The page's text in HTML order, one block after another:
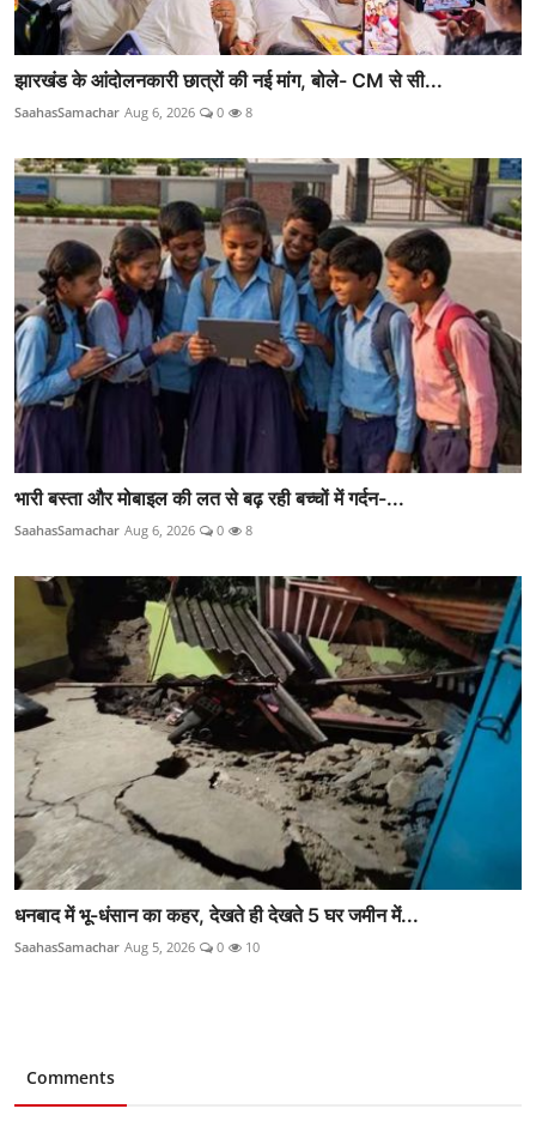
झारखंड के आंदोलनकारी छात्रों की नई मांग, बोले- CM से सी...
SaahasSamachar Aug 6, 2026 0 8
भारी बस्ता और मोबाइल की लत से बढ़ रही बच्चों में गर्दन-...
SaahasSamachar Aug 6, 2026 0 8
धनबाद में भू-धंसान का कहर, देखते ही देखते 5 घर जमीन में...
SaahasSamachar Aug 5, 2026 0 10
Comments